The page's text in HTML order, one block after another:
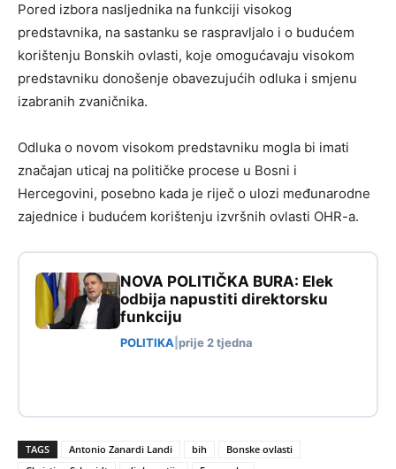
Pored izbora nasljednika na funkciji visokog
predstavnika, na sastanku se raspravljalo i o budućem
korištenju Bonskih ovlasti, koje omogućavaju visokom
predstavniku donošenje obavezujućih odluka i smjenu
izabranih zvaničnika.
Odluka o novom visokom predstavniku mogla bi imati
značajan uticaj na političke procese u Bosni i
Hercegovini, posebno kada je riječ o ulozi međunarodne
zajednice i budućem korištenju izvršnih ovlasti OHR-a.
NOVA POLITIČKA BURA: Elek
odbija napustiti direktorsku
funkciju
POLITIKA prije 2 tjedna
TAGS Antonio Zanardi Landi bih
Bonske ovlasti